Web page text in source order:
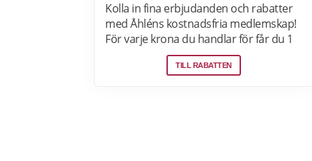
Kolla in fina erbjudanden och rabatter
med Åhléns kostnadsfria medlemskap!
För varje krona du handlar för får du 1
bonuspoäng. Och för varje 1250 poäng,
får du 25 kronor i bonus. 10-30%
TILL RABATTEN